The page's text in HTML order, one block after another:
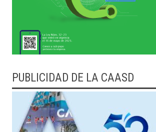
PUBLICIDAD DE LA CAASD